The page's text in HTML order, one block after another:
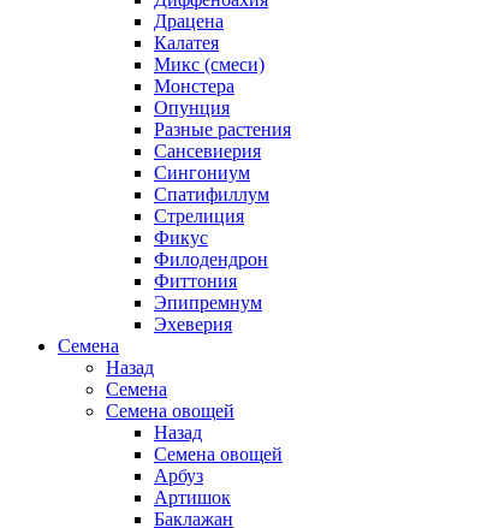
Драцена
Калатея
Микс (смеси)
Монстера
Опунция
Разные растения
Сансевиерия
Сингониум
Спатифиллум
Стрелиция
Фикус
Филодендрон
Фиттония
Эпипремнум
Эхеверия
Семена
Назад
Семена
Семена овощей
Назад
Семена овощей
Арбуз
Артишок
Баклажан